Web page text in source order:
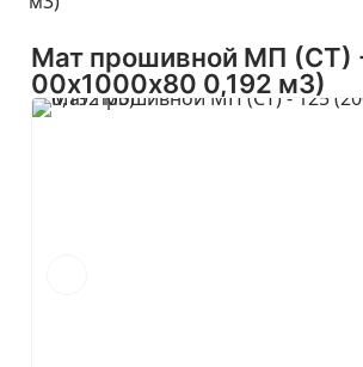
Мат прошивной МП (СТ)
00х1000х80 0,192 м3)